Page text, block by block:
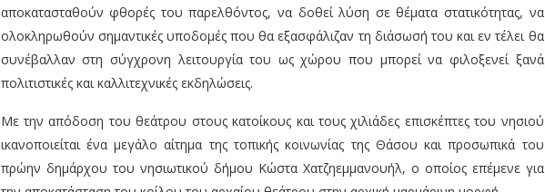
αποκατασταθούν φθορές του παρελθόντος, να δοθεί λύση σε θέματα στατικότητας, να
ολοκληρωθούν σημαντικές υποδομές που θα εξασφάλιζαν τη διάσωσή του και εν τέλει θα
συνέβαλλαν στη σύγχρονη λειτουργία του ως χώρου που μπορεί να φιλοξενεί ξανά
πολιτιστικές και καλλιτεχνικές εκδηλώσεις.
Με την απόδοση του θεάτρου στους κατοίκους και τους χιλιάδες επισκέπτες του νησιού
ικανοποιείται ένα μεγάλο αίτημα της τοπικής κοινωνίας της Θάσου και προσωπικά του
πρώην δημάρχου του νησιωτικού δήμου Κώστα Χατζηεμμανουήλ, ο οποίος επέμενε για